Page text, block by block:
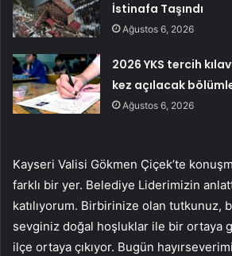
İstinafa Taşındı
Ağustos 6, 2026
2026 YKS tercih
kez açılacak
Ağustos 6, 2026
Kayseri Valisi Gökmen Çiçek’te
farklı bir yer. Belediye Liderimizin
katılıyorum. Birbirinize olan tutkunuz,
sevginiz doğal hoşluklar ile bir ortaya
ilçe ortaya çıkıyor. Bugün